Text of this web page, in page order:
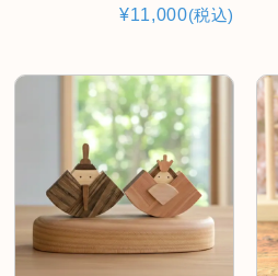
¥11,000(税込)